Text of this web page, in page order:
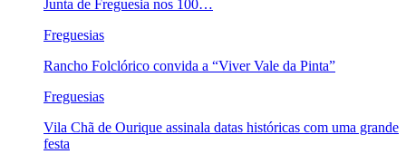
Junta de Freguesia nos 100…
Freguesias
Rancho Folclórico convida a “Viver Vale da Pinta”
Freguesias
Vila Chã de Ourique assinala datas históricas com uma grande
festa